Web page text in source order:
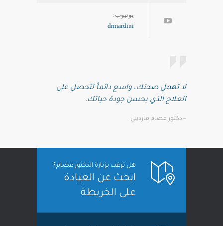
يوتيوب:
drmardini
لا تهمل صحتك، واسع دائماً لتحصل على
العلاج الذي يحسن جودة حياتك.
—دكتور عصام مارديني
هل ترغب بزيارة الدكتور عصام؟
ابحث عن العيادة
على الخريطة